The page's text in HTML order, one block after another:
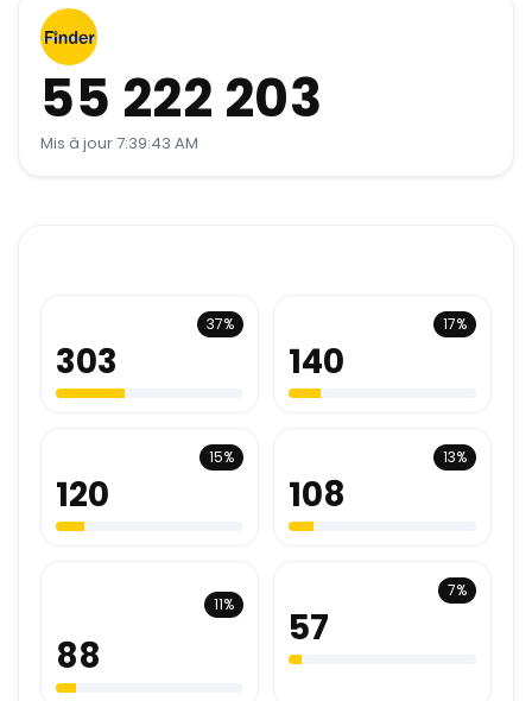
55 222 209
Mis à jour 7:39:43 AM
37%
303
17%
140
15%
120
13%
108
11%
88
7%
57